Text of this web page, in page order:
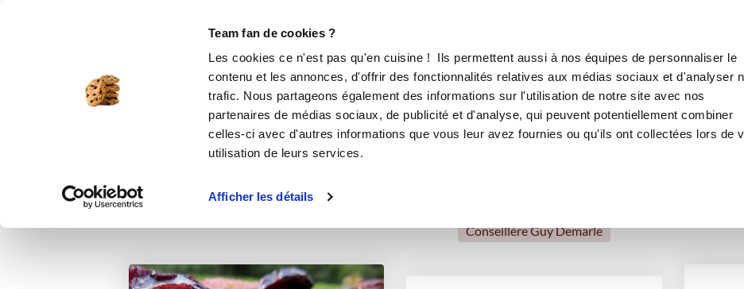
Team fan de cookies ?
Les cookies ce n'est pas qu'en cuisine ! Ils permettent aussi à nos équipes de personnaliser le
contenu et les annonces, d'offrir des fonctionnalités relatives aux médias sociaux et d'analyser
trafic. Nous partageons également des informations sur l'utilisation de notre site avec nos
partenaires de médias sociaux, de publicité et d'analyse, qui peuvent potentiellement combiner
celles-ci avec d'autres informations que vous leur avez fournies ou qu'ils ont collectées lors de
utilisation de leurs services.
Afficher les détails
Clafoutis pomme-raisin à IG bas
desserts
Conseillère Guy Demarle